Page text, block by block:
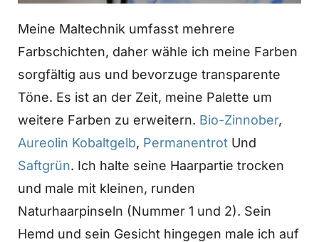
Meine Maltechnik umfasst mehrere
Farbschichten, daher wähle ich meine Farben
sorgfältig aus und bevorzuge transparente
Töne. Es ist an der Zeit, meine Palette um
weitere Farben zu erweitern. Bio-Zinnober,
Aureolin Kobaltgelb, Permanentrot Und
Saftgrün. Ich halte seine Haarpartie trocken
und male mit kleinen, runden
Naturhaarpinseln (Nummer 1 und 2). Sein
Hemd und sein Gesicht hingegen male ich auf